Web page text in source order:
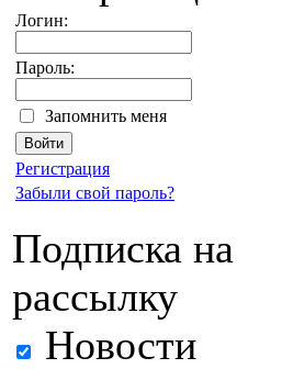
Логин:
Пароль:
Запомнить меня
Регистрация
Забыли свой пароль?
Подписка на
рассылку
Новости